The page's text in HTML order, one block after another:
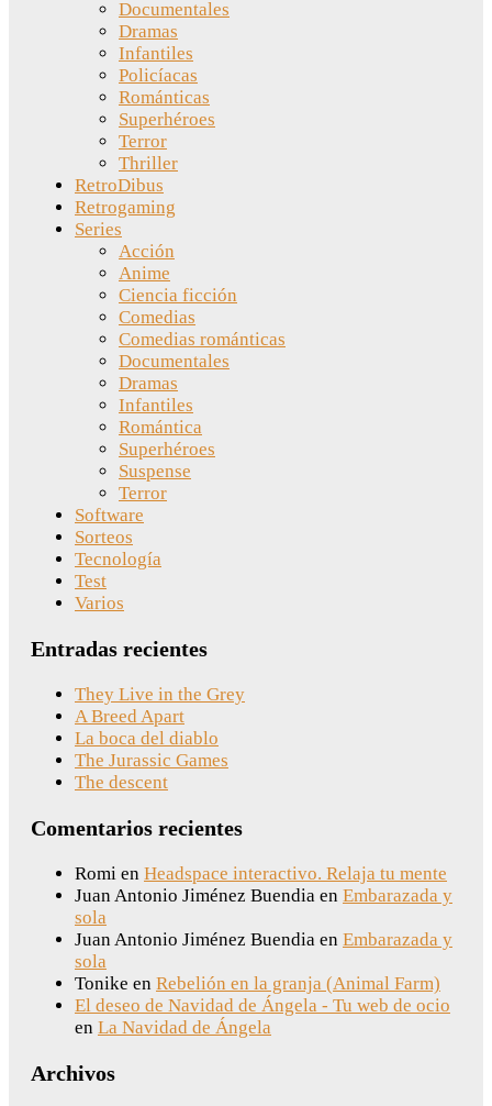
Documentales
Dramas
Infantiles
Policíacas
Románticas
Superhéroes
Terror
Thriller
RetroDibus
Retrogaming
Series
Acción
Anime
Ciencia ficción
Comedias
Comedias románticas
Documentales
Dramas
Infantiles
Romántica
Superhéroes
Suspense
Terror
Software
Sorteos
Tecnología
Test
Varios
Entradas recientes
They Live in the Grey
A Breed Apart
La boca del diablo
The Jurassic Games
The descent
Comentarios recientes
Romi en Headspace interactivo. Relaja tu mente
Juan Antonio Jiménez Buendia en Embarazada y
sola
Juan Antonio Jiménez Buendia en Embarazada y
sola
Tonike en Rebelión en la granja (Animal Farm)
El deseo de Navidad de Ángela - Tu web de ocio
en La Navidad de Ángela
Archivos